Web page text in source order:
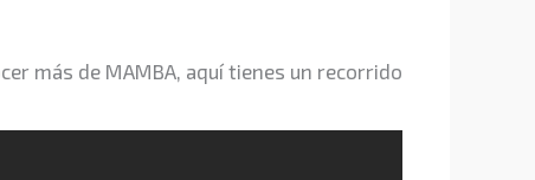
más de MAMBA, aquí tienes un recorrido